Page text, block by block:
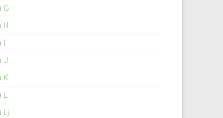
G
H
J
K
L
Lj